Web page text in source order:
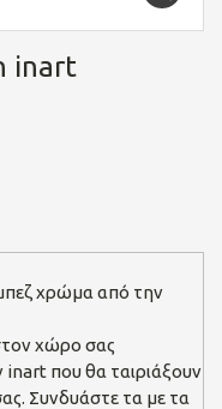
inart
χρώμα από την
χώρο σας
inart που θα ταιριάξουν
Συνδυάστε τα με τα